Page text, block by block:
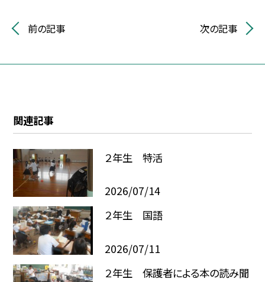
前の記事 次の記事
関連記事
２年生 特活
2026/07/14
２年生 国語
2026/07/11
２年生 保護者による本の読み聞